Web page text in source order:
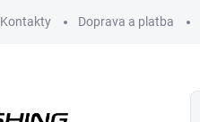
Kontakty Doprava a platba